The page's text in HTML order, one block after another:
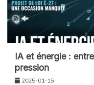
IA et énergie :
pression
2025-01-15